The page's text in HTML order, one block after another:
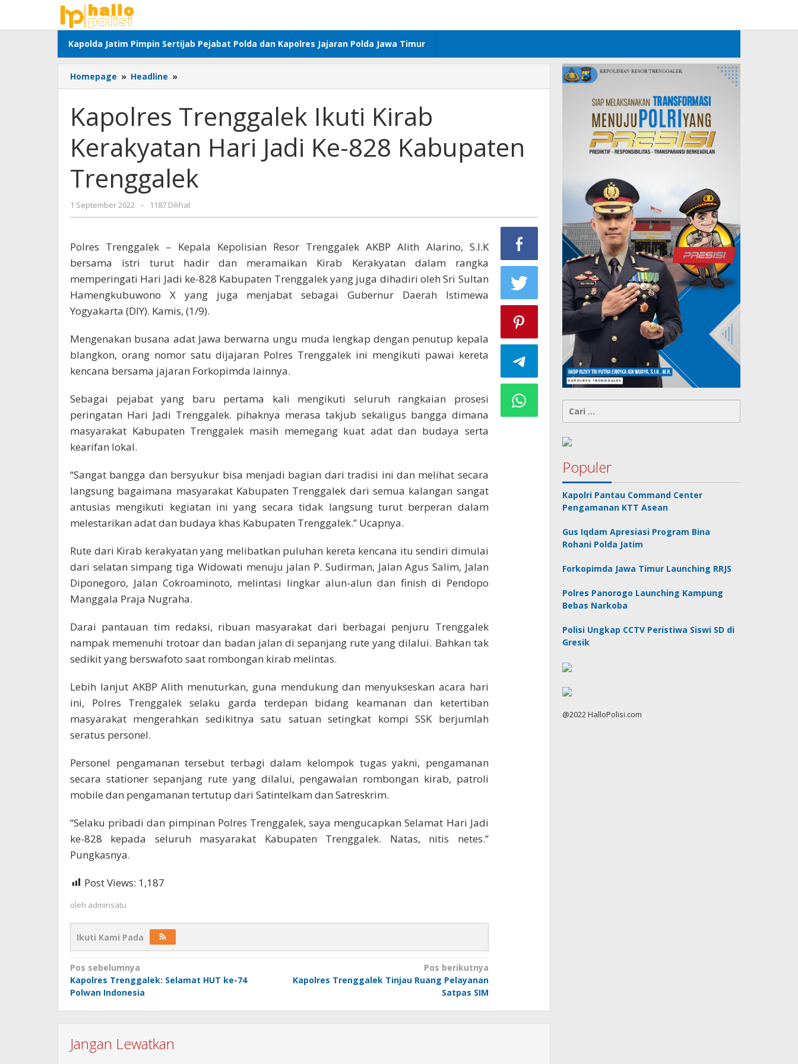
konten
Kapolda Jatim Pimpin Sertijab Pejabat Polda dan Kapolres Jajaran Polda Jawa Timur
Homepage » Headline »
Trenggalek
Kirab
Kerakyatan
Jadi
828
Kabupaten
Trenggalek
Kapolres Trenggalek Ikuti Kirab
Kerakyatan Hari Jadi Ke-828 Kabupaten
Trenggalek
1 September 2022
oleh
adminsatu
- 1187 Dilihat
Polres Trenggalek – Kepala Kepolisian Resor Trenggalek AKBP Alith Alarino, S.I.K
bersama istri turut hadir dan meramaikan Kirab Kerakyatan dalam rangka
memperingati Hari Jadi ke-828 Kabupaten Trenggalek yang juga dihadiri oleh Sri Sultan
Hamengkubuwono X yang juga menjabat sebagai Gubernur Daerah Istimewa
Yogyakarta (DIY). Kamis, (1/9).
Mengenakan busana adat Jawa berwarna ungu muda lengkap dengan penutup kepala
blangkon, orang nomor satu dijajaran Polres Trenggalek ini mengikuti pawai kereta
kencana bersama jajaran Forkopimda lainnya.
Sebagai pejabat yang baru pertama kali mengikuti seluruh rangkaian prosesi
peringatan Hari Jadi Trenggalek. pihaknya merasa takjub sekaligus bangga dimana
masyarakat Kabupaten Trenggalek masih memegang kuat adat dan budaya serta
kearifan lokal.
“Sangat bangga dan bersyukur bisa menjadi bagian dari tradisi ini dan melihat secara
langsung bagaimana masyarakat Kabupaten Trenggalek dari semua kalangan sangat
antusias mengikuti kegiatan ini yang secara tidak langsung turut berperan dalam
melestarikan adat dan budaya khas Kabupaten Trenggalek.” Ucapnya.
Rute dari Kirab kerakyatan yang melibatkan puluhan kereta kencana itu sendiri dimulai
dari selatan simpang tiga Widowati menuju jalan P. Sudirman, Jalan Agus Salim, Jalan
Diponegoro, Jalan Cokroaminoto, melintasi lingkar alun-alun dan finish di Pendopo
Manggala Praja Nugraha.
Darai pantauan tim redaksi, ribuan masyarakat dari berbagai penjuru Trenggalek
nampak memenuhi trotoar dan badan jalan di sepanjang rute yang dilalui. Bahkan tak
sedikit yang berswafoto saat rombongan kirab melintas.
Lebih lanjut AKBP Alith menuturkan, guna mendukung dan menyukseskan acara hari
ini, Polres Trenggalek selaku garda terdepan bidang keamanan dan ketertiban
masyarakat mengerahkan sedikitnya satu satuan setingkat kompi SSK berjumlah
seratus personel.
Personel pengamanan tersebut terbagi dalam kelompok tugas yakni, pengamanan
secara stationer sepanjang rute yang dilalui, pengawalan rombongan kirab, patroli
mobile dan pengamanan tertutup dari Satintelkam dan Satreskrim.
“Selaku pribadi dan pimpinan Polres Trenggalek, saya mengucapkan Selamat Hari Jadi
ke-828 kepada seluruh masyarakat Kabupaten Trenggalek. Natas, nitis netes.”
Pungkasnya.
Post Views: 1,187
oleh adminsatu
Ikuti Kami Pada
Navigasi
pos
Pos sebelumnya
Kapolres Trenggalek: Selamat HUT ke-74
Polwan Indonesia
Pos berikutnya
Kapolres Trenggalek Tinjau Ruang Pelayanan
Satpas SIM
Jangan Lewatkan
untuk:
Populer
Kapolri Pantau Command Center
Pengamanan KTT Asean
Gus Iqdam Apresiasi Program Bina
Rohani Polda Jatim
Forkopimda Jawa Timur Launching RRJS
Polres Panorogo Launching Kampung
Bebas Narkoba
Polisi Ungkap CCTV Peristiwa Siswi SD di
Gresik
@2022 HalloPolisi.com